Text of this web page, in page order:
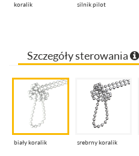
koralik silnik pilot
Szczegóły sterowania
biały koralik srebrny koralik